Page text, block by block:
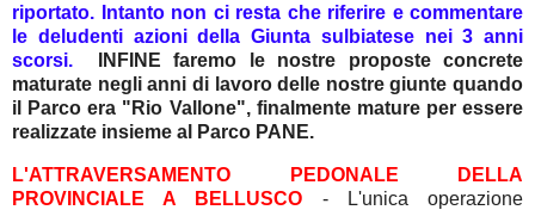
riportato. Intanto non ci resta che riferire e commentare
le deludenti azioni della Giunta sulbiatese nei 3 anni
scorsi.
INFINE faremo le nostre proposte concrete
maturate negli anni di lavoro delle nostre giunte quando
il Parco era "Rio Vallone", finalmente mature per essere
realizzate insieme al Parco PANE.
L'ATTRAVERSAMENTO PEDONALE DELLA
PROVINCIALE A BELLUSCO - L'unica operazione